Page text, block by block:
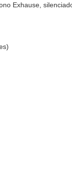
Exhause,